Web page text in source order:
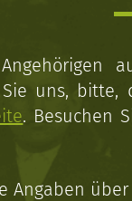
uns, bitte,
. Besuchen
Angaben